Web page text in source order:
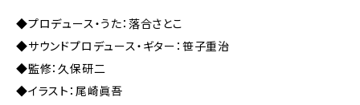
◆プロデュース・うた：落合さとこ
◆サウンドプロデュース・ギター：笹子重治
◆監修：久保研二
◆イラスト：尾崎眞吾